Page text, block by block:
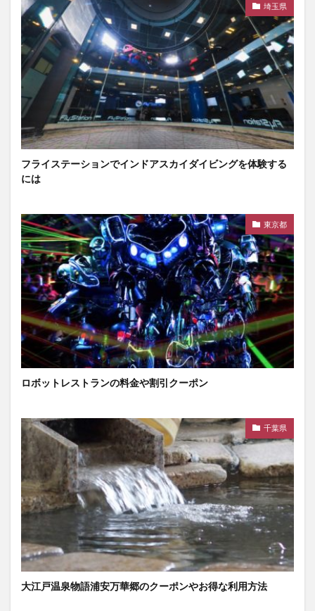
埼玉県
フライステーションでインドアスカイダイビングを体験する
には
東京都
ロボットレストランの料金や割引クーポン
千葉県
大江戸温泉物語浦安万華郷のクーポンやお得な利用方法